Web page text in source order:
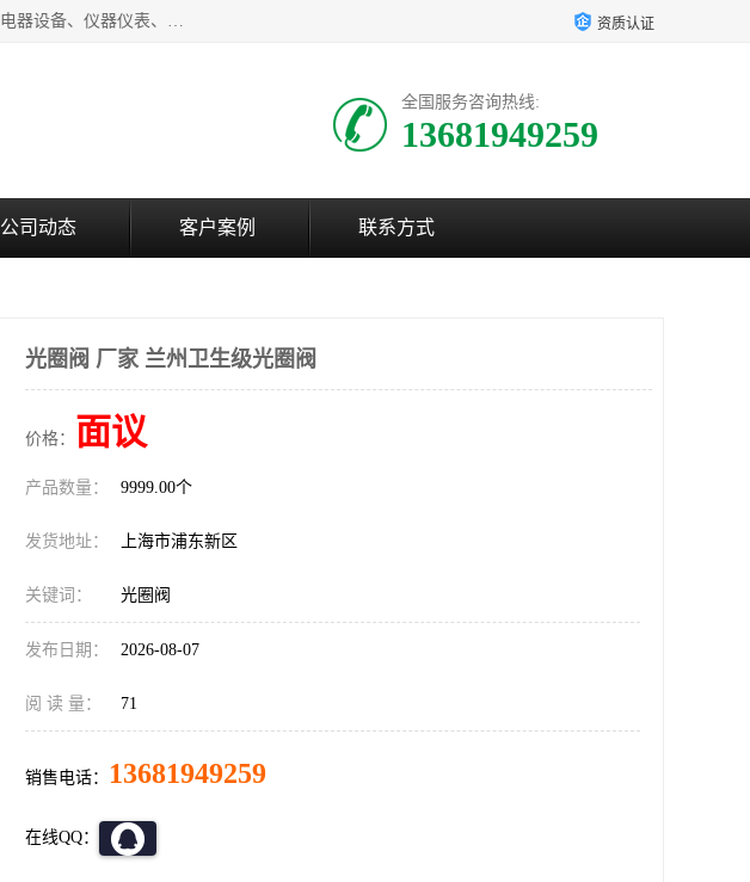
上海拜肯机械设备有限公司成立于2008年，注册地位于上海市浦东新区。经营范围包括机械设备及配件、电器设备、仪器仪表、化工原料及产品、软件及辅助设备，机械设备及配件的制造、加工等；主要产品有：气力输送，小袋倒袋站，吨袋倒袋站，倒桶机，集装箱卸料系统，Z型斗式输送机，螺旋输送机，管链输送机，真空上料机，流化器，配混料系统，软管等。 资质认证
全国服务咨询热线:
13681949259
公司动态 客户案例 联系方式
光圈阀 厂家 兰州卫生级光圈阀
价格： 面议
产品数量： 9999.00个
发货地址： 上海市浦东新区
关键词： 光圈阀
发布日期： 2026-08-07
阅 读 量： 71
销售电话： 13681949259
在线QQ：